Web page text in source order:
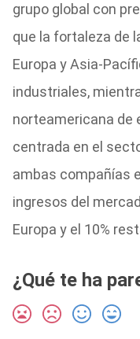
grupo global con
que la fortaleza de
Europa y Asia-
industriales,
norteamericana de
centrada en el
ambas compañías
ingresos del
Europa y el 10%
¿Qué te ha